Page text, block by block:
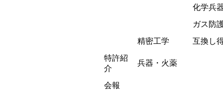
化学兵
ガス防
精密工学
互換し
特許紹
介
兵器・火薬
会報